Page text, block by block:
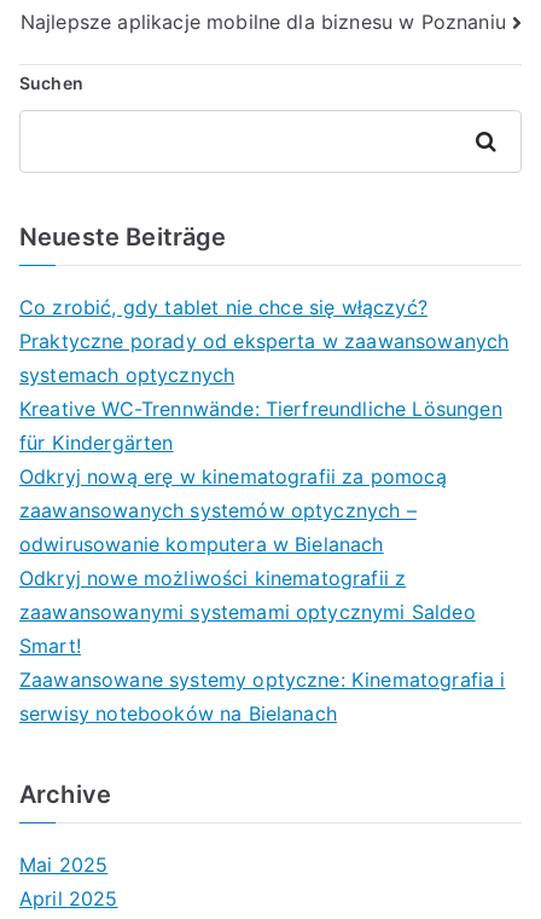
Najlepsze aplikacje mobilne dla biznesu w Poznaniu
Suchen
Suchen
Neueste Beiträge
Co zrobić, gdy tablet nie chce się włączyć?
Praktyczne porady od eksperta w zaawansowanych
systemach optycznych
Kreative WC-Trennwände: Tierfreundliche Lösungen
für Kindergärten
Odkryj nową erę w kinematografii za pomocą
zaawansowanych systemów optycznych –
odwirusowanie komputera w Bielanach
Odkryj nowe możliwości kinematografii z
zaawansowanymi systemami optycznymi Saldeo
Smart!
Zaawansowane systemy optyczne: Kinematografia i
serwisy notebooków na Bielanach
Archive
Mai 2025
April 2025